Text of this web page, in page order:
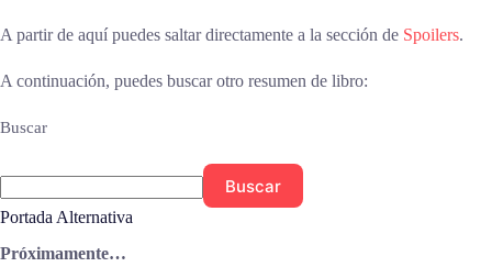
A partir de aquí puedes saltar directamente a la sección de Spoilers.
A continuación, puedes buscar otro resumen de libro:
Buscar
Buscar
Portada Alternativa
Próximamente…